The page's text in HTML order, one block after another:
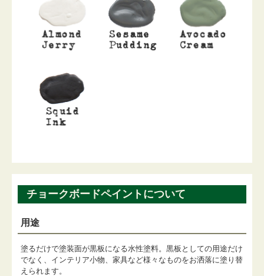
チョークボードペイントについて
用途
塗るだけで塗装面が黒板になる水性塗料。黒板としての用途だけ
でなく、インテリア小物、家具など様々なものをお洒落に塗り替
えられます。